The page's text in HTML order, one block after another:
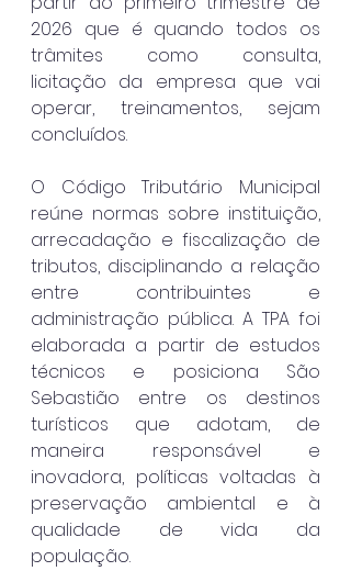
2026 que é quando todos os
trâmites como consulta,
licitação da empresa que vai
operar, treinamentos, sejam
concluídos.
O Código Tributário Municipal
reúne normas sobre instituição,
arrecadação e fiscalização de
tributos, disciplinando a relação
entre contribuintes e
administração pública. A TPA foi
elaborada a partir de estudos
técnicos e posiciona São
Sebastião entre os destinos
turísticos que adotam, de
maneira responsável e
inovadora, políticas voltadas à
preservação ambiental e à
qualidade de vida da
população.